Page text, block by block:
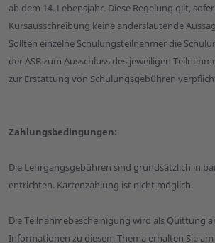
ab dem 14. Lebensjahr. Diese Regelung gilt,
Kursausschreibung keine anderslautende
Sollten einzelne Schulungsteilnehmer die
der ASB zum Ausschluss des jeweiligen
zur Erstattung von Schulungsgebühren
Zahlungsbedingungen:
Die Lehrgangsgebühren sind grundsätzlich in
entrichten. Kartenzahlung ist nicht möglich.
Die Teilnahmebescheinigung wird als Quittung
Informationen zu diesem Thema erhalten Sie